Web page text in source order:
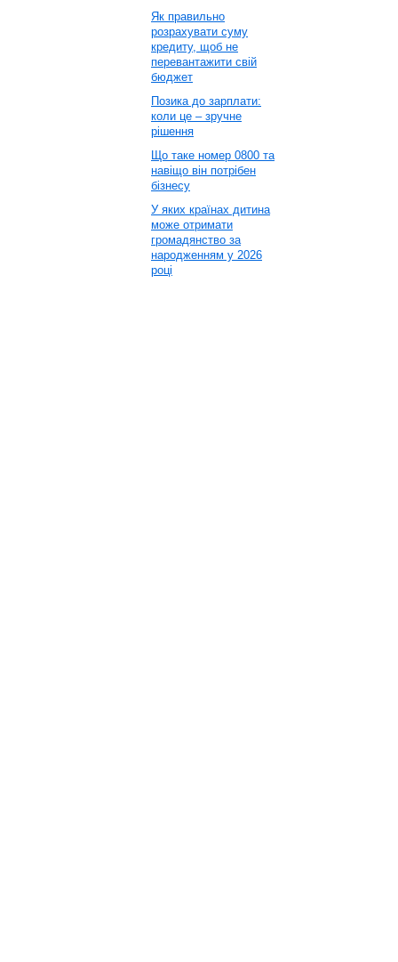
Як правильно
розрахувати суму
кредиту, щоб не
перевантажити свій
бюджет
Позика до зарплати:
коли це – зручне
рішення
Що таке номер 0800 та
навіщо він потрібен
бізнесу
У яких країнах дитина
може отримати
громадянство за
народженням у 2026
році